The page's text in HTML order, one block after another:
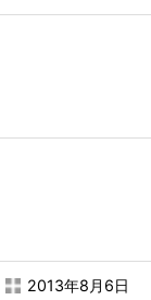
2013年8月6日